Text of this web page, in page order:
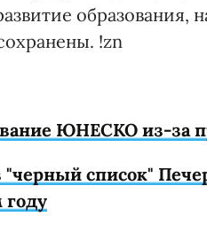
образования,
!zn
ЮНЕСКО из-за
список"